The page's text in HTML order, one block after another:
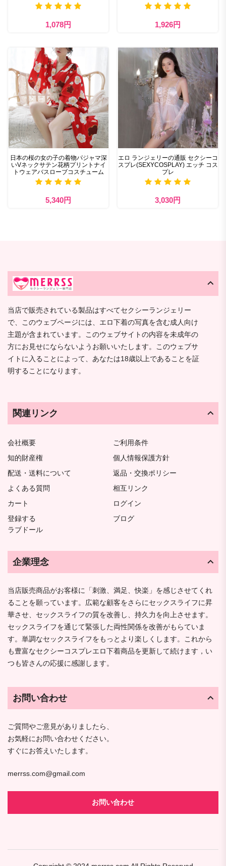
1,078円 1,926円
日本の桜の女の子の着物パジャマ深
いVネックサテン花柄プリントナイ
トウェアバスローブコスチューム
5,340円
エロ ランジェリーの通販 セクシーコ
スプレ(SEXYCOSPLAY) エッチ コス
プレ
3,030円
当店で販売されている製品はすべてセクシーランジェリー
で、このウェブページには、エロ下着の写真を含む成人向け
主題が含まれています。このウェブサイトの内容を未成年の
方にお見せにならないようお願いいたします。このウェブサ
イトに入ることによって、あなたは18歳以上であることを証
明することになります。
関連リンク
会社概要
ご利用条件
知的財産権
個人情報保護方針
配送・送料について
返品・交換ポリシー
よくある質問
相互リンク
カート
ログイン
登録する
ブログ
ラブドール
企業理念
当店販売商品がお客様に「刺激、満足、快楽」を感じさせてくれ
ることを願っています。広範な顧客をさらにセックスライフに昇
華させ、セックスライフの質を改善し、持久力を向上させます。
セックスライフを通じて緊張した両性関係を改善がもらていま
す。単調なセックスライフをもっとより楽しくします。これから
も豊富なセクシーコスプレエロ下着商品を更新して続けます，い
つも皆さんの応援に感謝します。
お問い合わせ
ご質問やご意見がありましたら、
お気軽にお問い合わせください。
すぐにお答えいたします。
merrss.com@gmail.com
お問い合わせ